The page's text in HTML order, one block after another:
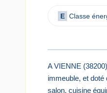
E Classe
A VIENNE
immeuble, et
salon, cuisine